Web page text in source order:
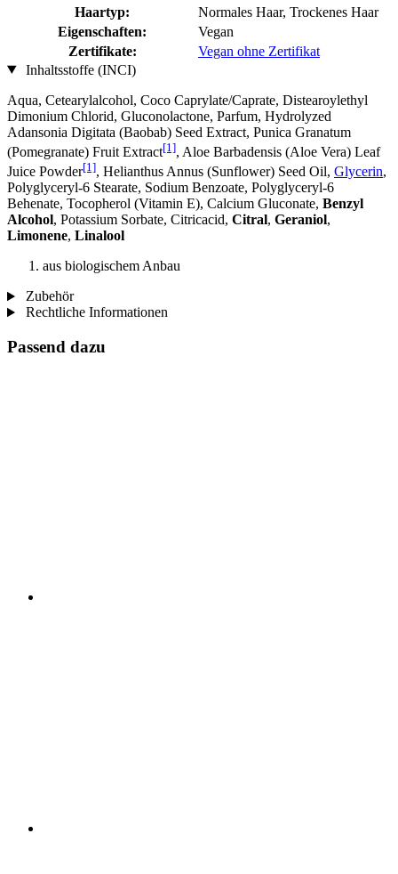
Haartyp:
Normales Haar, Trockenes Haar
Eigenschaften:
Vegan
Zertifikate:
Vegan ohne Zertifikat
Inhaltsstoffe (INCI)
Aqua, Cetearylalcohol, Coco Caprylate/Caprate, Distearoylethyl
Dimonium Chlorid, Gluconolactone, Parfum, Hydrolyzed
Adansonia Digitata (Baobab) Seed Extract, Punica Granatum
(Pomegranate) Fruit Extract[1], Aloe Barbadensis (Aloe Vera) Leaf
Juice Powder[1], Helianthus Annus (Sunflower) Seed Oil, Glycerin,
Polyglyceryl-6 Stearate, Sodium Benzoate, Polyglyceryl-6
Behenate, Tocopherol (Vitamin E), Calcium Gluconate, Benzyl
Alcohol, Potassium Sorbate, Citricacid, Citral, Geraniol,
Limonene, Linalool
aus biologischem Anbau
Zubehör
Rechtliche Informationen
Passend dazu